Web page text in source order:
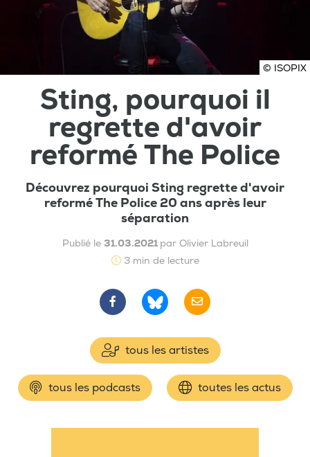
© ISOPIX
Sting, pourquoi il
regrette d'avoir
reformé The Police
Découvrez pourquoi Sting regrette d'avoir
reformé The Police 20 ans après leur
séparation
Publié le 31.03.2021 par Olivier Labreuil
3 min de lecture
tous les artistes
tous les podcasts toutes les actus